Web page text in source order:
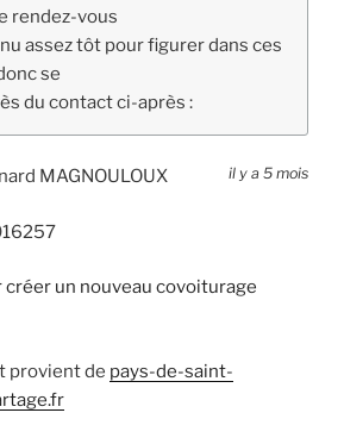
rendez-vous
assez tôt pour figurer dans ces
se
du contact ci-après :
MAGNOULOUX il y a 5 mois
créer un nouveau covoiturage
provient de pays-de-saint-